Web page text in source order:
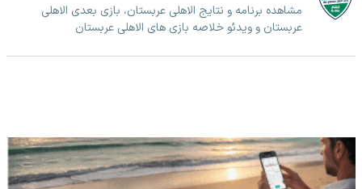
مشاهده برنامه و نتایج الاهلی عربستان، بازی بعدی الاهلی
عربستان و ویدئو خلاصه بازی های الاهلی عربستان